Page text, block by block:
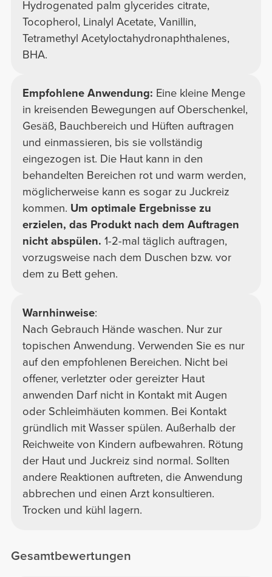
Hydrogenated palm glycerides citrate,
Tocopherol, Linalyl Acetate, Vanillin,
Tetramethyl Acetyloctahydronaphthalenes,
BHA.
Empfohlene Anwendung: Eine kleine Menge
in kreisenden Bewegungen auf Oberschenkel,
Gesäß, Bauchbereich und Hüften auftragen
und einmassieren, bis sie vollständig
eingezogen ist. Die Haut kann in den
behandelten Bereichen rot und warm werden,
möglicherweise kann es sogar zu Juckreiz
kommen. Um optimale Ergebnisse zu
erzielen, das Produkt nach dem Auftragen
nicht abspülen. 1-2-mal täglich auftragen,
vorzugsweise nach dem Duschen bzw. vor
dem zu Bett gehen.
Warnhinweise:
Nach Gebrauch Hände waschen. Nur zur
topischen Anwendung. Verwenden Sie es nur
auf den empfohlenen Bereichen. Nicht bei
offener, verletzter oder gereizter Haut
anwenden Darf nicht in Kontakt mit Augen
oder Schleimhäuten kommen. Bei Kontakt
gründlich mit Wasser spülen. Außerhalb der
Reichweite von Kindern aufbewahren. Rötung
der Haut und Juckreiz sind normal. Sollten
andere Reaktionen auftreten, die Anwendung
abbrechen und einen Arzt konsultieren.
Trocken und kühl lagern.
Gesamtbewertungen